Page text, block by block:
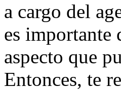
a cargo del
es importante
aspecto que
Entonces, te